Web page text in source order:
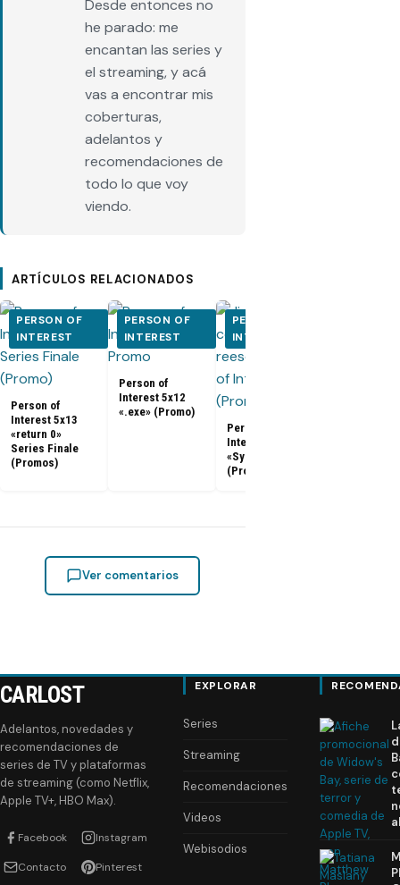
Desde entonces no
he parado: me
encantan las series y
el streaming, y acá
vas a encontrar mis
coberturas,
adelantos y
recomendaciones de
todo lo que voy
viendo.
ARTÍCULOS RELACIONADOS
PERSON OF
INTEREST
Person of
Interest 5x13
«return 0»
Series Finale
(Promos)
PERSON OF
INTEREST
Person of
Interest 5x12
«.exe» (Promo)
PERSON OF
INTEREST
Person of
Interest 5x11
«Synecdoche»
(Promo)
Ver comentarios
CARLOST
Adelantos, novedades y
recomendaciones de
series de TV y plataformas
de streaming (como Netflix,
Apple TV+, HBO Max).
Facebook Instagram
Contacto Pinterest
EXPLORAR
Series
Streaming
Recomendaciones
Videos
Webisodios